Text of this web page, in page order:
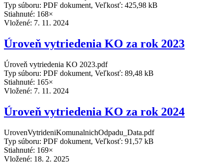
Typ súboru: PDF dokument, Veľkosť: 425,98 kB
Stiahnuté: 168×
Vložené: 7. 11. 2024
Úroveň vytriedenia KO za rok 2023
Úroveň vytriedenia KO 2023.pdf
Typ súboru: PDF dokument, Veľkosť: 89,48 kB
Stiahnuté: 165×
Vložené: 7. 11. 2024
Úroveň vytriedenia KO za rok 2024
UrovenVytrideniKomunalnichOdpadu_Data.pdf
Typ súboru: PDF dokument, Veľkosť: 91,57 kB
Stiahnuté: 169×
Vložené: 18. 2. 2025